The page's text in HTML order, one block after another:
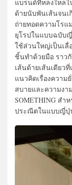
แบรนด์ที่หลงใหลใ
ด้ายนับพันเส้นจนเ
ถ่ายทอดความโร
ยุโรปในแบบฉบับญี่
ใช้ส่วนใหญ่เป็นเลื่
ชิ้นทำด้วยมือ ราว
เส้นด้ายเส้นเดียว
แนวคิดเรื่องความ
สบายและความงา
SOMETHING สำ
ประณีตในแบบญี่ปุ่